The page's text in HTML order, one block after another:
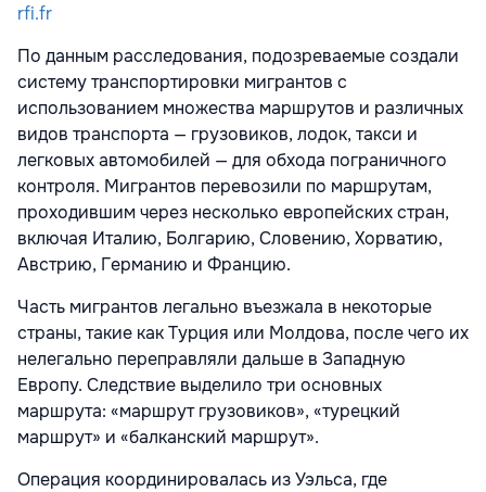
rfi.fr
По данным расследования, подозреваемые создали
систему транспортировки мигрантов с
использованием множества маршрутов и различных
видов транспорта — грузовиков, лодок, такси и
легковых автомобилей — для обхода пограничного
контроля. Мигрантов перевозили по маршрутам,
проходившим через несколько европейских стран,
включая Италию, Болгарию, Словению, Хорватию,
Австрию, Германию и Францию.
Часть мигрантов легально въезжала в некоторые
страны, такие как Турция или Молдова, после чего их
нелегально переправляли дальше в Западную
Европу. Следствие выделило три основных
маршрута: «маршрут грузовиков», «турецкий
маршрут» и «балканский маршрут».
Операция координировалась из Уэльса, где